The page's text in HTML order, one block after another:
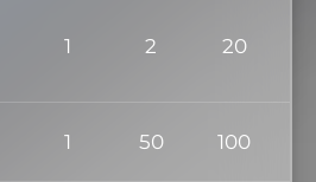
1 2 20
1 50 100